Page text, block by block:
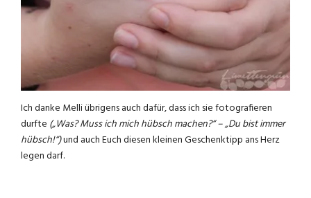
Ich danke Melli übrigens auch dafür, dass ich sie fotografieren
durfte („Was? Muss ich mich hübsch machen?“ – „Du bist immer
hübsch!“)und auch Euch diesen kleinen Geschenktipp ans Herz
legen darf.